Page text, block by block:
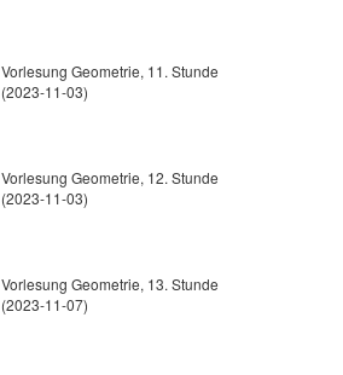
Vorlesung Geometrie, 11. Stunde
(2023-11-03)
Vorlesung Geometrie, 12. Stunde
(2023-11-03)
Vorlesung Geometrie, 13. Stunde
(2023-11-07)